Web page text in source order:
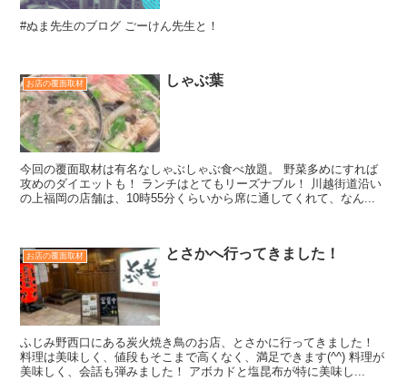
#ぬま先生のブログ ごーけん先生と！
お店の覆面取材 しゃぶ葉
今回の覆面取材は有名なしゃぶしゃぶ食べ放題。 野菜多めにすれば
攻めのダイエットも！ ランチはとてもリーズナブル！ 川越街道沿い
の上福岡の店舗は、10時55分くらいから席に通してくれて、なん...
お店の覆面取材 とさかへ行ってきました！
ふじみ野西口にある炭火焼き鳥のお店、とさかに行ってきました！
料理は美味しく、値段もそこまで高くなく、満足できます(^^) 料理が
美味しく、会話も弾みました！ アボカドと塩昆布が特に美味し...